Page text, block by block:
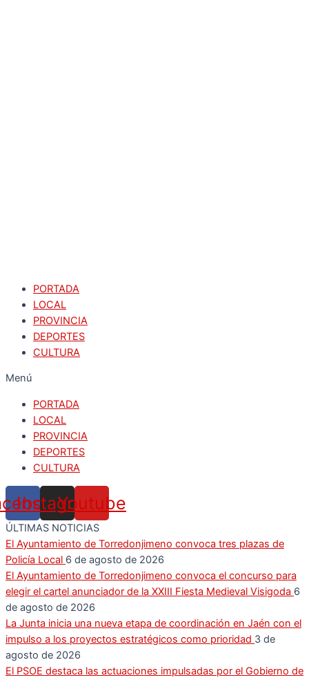
PORTADA
LOCAL
PROVINCIA
DEPORTES
CULTURA
Menú
PORTADA
LOCAL
PROVINCIA
DEPORTES
CULTURA
Instagram
Youtube
ÚLTIMAS NOTICIAS
El Ayuntamiento de Torredonjimeno convoca tres plazas de
Policía Local 6 de agosto de 2026
El Ayuntamiento de Torredonjimeno convoca el concurso para
elegir el cartel anunciador de la XXIII Fiesta Medieval Visigoda 6
de agosto de 2026
La Junta inicia una nueva etapa de coordinación en Jaén con el
impulso a los proyectos estratégicos como prioridad 3 de
agosto de 2026
El PSOE destaca las actuaciones impulsadas por el Gobierno de